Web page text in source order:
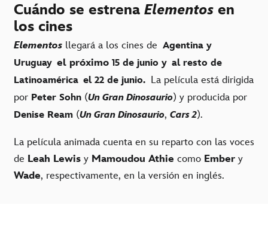
Cuándo se estrena Elementos en
los cines
Elementos llegará a los cines de Agentina y
Uruguay el próximo 15 de junio y al resto de
Latinoamérica el 22 de junio. La película está dirigida
por Peter Sohn (Un Gran Dinosaurio) y producida por
Denise Ream (Un Gran Dinosaurio, Cars 2).
La película animada cuenta en su reparto con las voces
de Leah Lewis y Mamoudou Athie como Ember y
Wade, respectivamente, en la versión en inglés.